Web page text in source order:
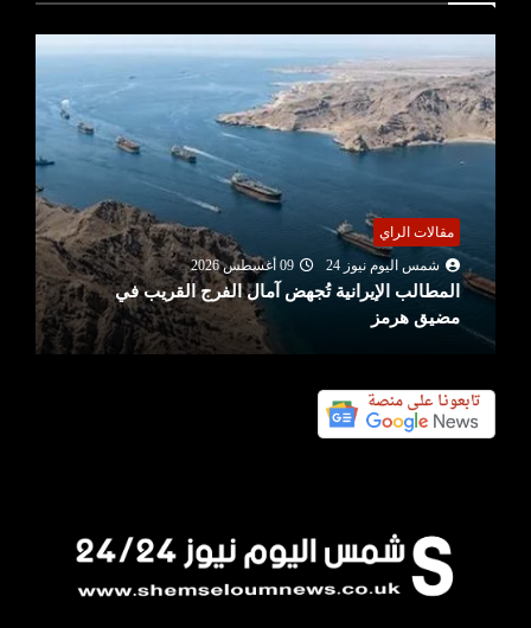
مقالات الراي
شمس اليوم نيوز 24
09 أغسطس 2026
المطالب الإيرانية تُجهض آمال الفرج القريب في
مضيق هرمز